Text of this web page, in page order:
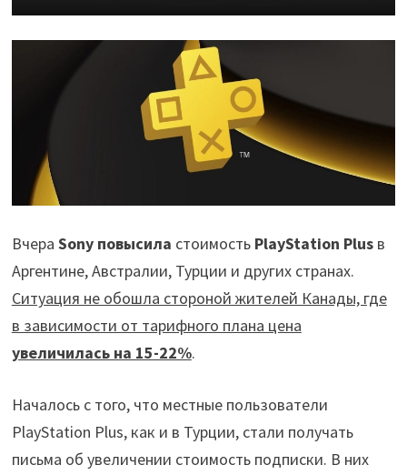
Вчера Sony повысила стоимость PlayStation Plusв
Аргентине, Австралии, Турции и других странах.
Ситуация не обошла стороной жителей Канады, где
в зависимости от тарифного плана цена
увеличилась на 15-22%.
Началось с того, что местные пользователи
PlayStation Plus, как и в Турции, стали получать
письма об увеличении стоимость подписки. В них